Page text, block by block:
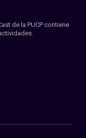
de la PUCP contiene